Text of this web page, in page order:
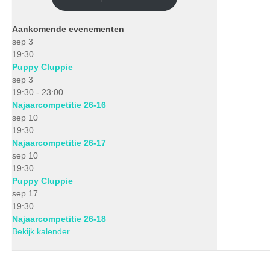
Aankomende evenementen
sep 3
19:30
Puppy Cluppie
sep 3
19:30 - 23:00
Najaarcompetitie 26-16
sep 10
19:30
Najaarcompetitie 26-17
sep 10
19:30
Puppy Cluppie
sep 17
19:30
Najaarcompetitie 26-18
Bekijk kalender